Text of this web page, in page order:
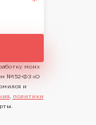
моих
№152-ФЗ «О
и
политики